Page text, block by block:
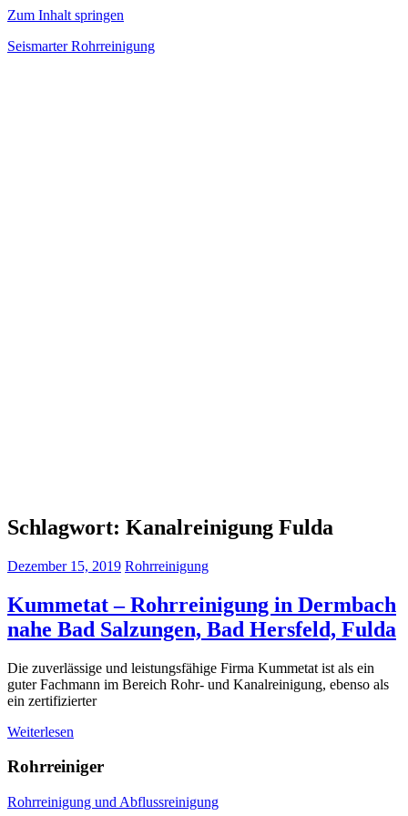
Zum Inhalt springen
Seismarter Rohrreinigung
Schlagwort: Kanalreinigung Fulda
Dezember 15, 2019 Rohrreinigung
Kummetat – Rohrreinigung in Dermbach
nahe Bad Salzungen, Bad Hersfeld, Fulda
Die zuverlässige und leistungsfähige Firma Kummetat ist als ein
guter Fachmann im Bereich Rohr- und Kanalreinigung, ebenso als
ein zertifizierter
Weiterlesen
Rohrreiniger
Rohrreinigung und Abflussreinigung